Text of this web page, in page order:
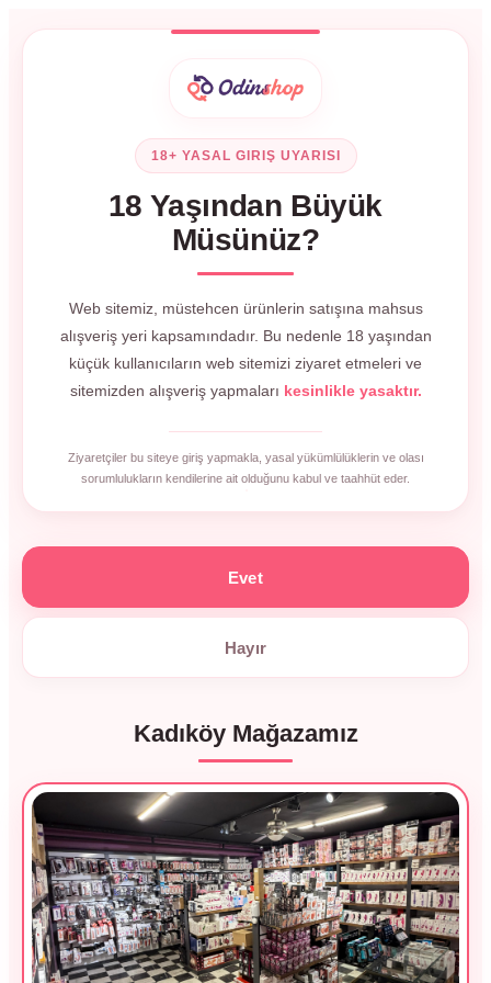
18+ YASAL GIRIŞ UYARISI
18 Yaşından Büyük
Müsünüz?
Web sitemiz, müstehcen ürünlerin satışına mahsus
alışveriş yeri kapsamındadır. Bu nedenle 18 yaşından
küçük kullanıcıların web sitemizi ziyaret etmeleri ve
sitemizden alışveriş yapmaları kesinlikle yasaktır.
Ziyaretçiler bu siteye giriş yapmakla, yasal yükümlülüklerin ve olası
sorumlulukların kendilerine ait olduğunu kabul ve taahhüt eder.
Kadıköy Mağazamız
Evet
Hayır